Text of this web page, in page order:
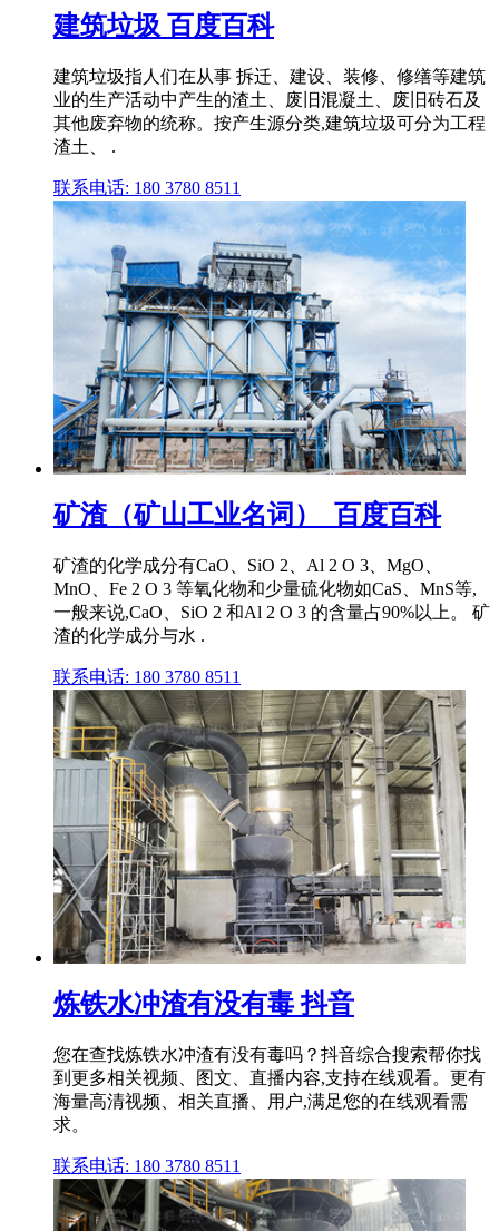
建筑垃圾 百度百科
建筑垃圾指人们在从事 拆迁、建设、装修、修缮等建筑
业的生产活动中产生的渣土、废旧混凝土、废旧砖石及
其他废弃物的统称。按产生源分类,建筑垃圾可分为工程
渣土、 .
联系电话: 180 3780 8511
矿渣（矿山工业名词）_百度百科
矿渣的化学成分有CaO、SiO 2、Al 2 O 3、MgO、
MnO、Fe 2 O 3 等氧化物和少量硫化物如CaS、MnS等,
一般来说,CaO、SiO 2 和Al 2 O 3 的含量占90%以上。 矿
渣的化学成分与水 .
联系电话: 180 3780 8511
炼铁水冲渣有没有毒 抖音
您在查找炼铁水冲渣有没有毒吗？抖音综合搜索帮你找
到更多相关视频、图文、直播内容,支持在线观看。更有
海量高清视频、相关直播、用户,满足您的在线观看需
求。
联系电话: 180 3780 8511